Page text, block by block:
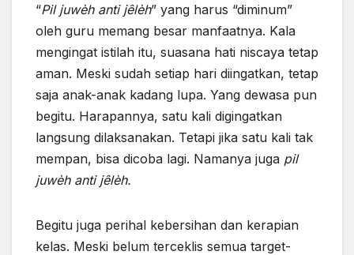
“Pil juwèh anti jêlèh” yang harus “diminum”
oleh guru memang besar manfaatnya. Kala
mengingat istilah itu, suasana hati niscaya tetap
aman. Meski sudah setiap hari diingatkan, tetap
saja anak-anak kadang lupa. Yang dewasa pun
begitu. Harapannya, satu kali digingatkan
langsung dilaksanakan. Tetapi jika satu kali tak
mempan, bisa dicoba lagi. Namanya juga pil
juwèh anti jêlèh.
Begitu juga perihal kebersihan dan kerapian
kelas. Meski belum terceklis semua target-